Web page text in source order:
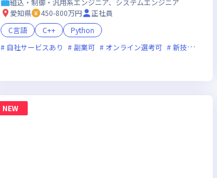
組込・制御・汎用系エンジニア、システムエンジニア
愛知県
450-800万円
正社員
C言語
C++
Python
自社サービスあり
副業可 オンライン選考可 新技術に積極的
NEW